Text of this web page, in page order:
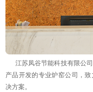
江苏凤谷节能科技有限公
产品开发的专业炉窑公司，
决方案。